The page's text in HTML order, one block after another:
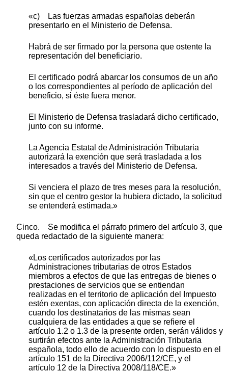
«c) Las fuerzas armadas españolas deberán
presentarlo en el Ministerio de Defensa.
Habrá de ser firmado por la persona que ostente la
representación del beneficiario.
El certificado podrá abarcar los consumos de un año
o los correspondientes al período de aplicación del
beneficio, si éste fuera menor.
El Ministerio de Defensa trasladará dicho certificado,
junto con su informe.
La Agencia Estatal de Administración Tributaria
autorizará la exención que será trasladada a los
interesados a través del Ministerio de Defensa.
Si venciera el plazo de tres meses para la resolución,
sin que el centro gestor la hubiera dictado, la solicitud
se entenderá estimada.»
Cinco. Se modifica el párrafo primero del artículo 3, que
queda redactado de la siguiente manera:
«Los certificados autorizados por las
Administraciones tributarias de otros Estados
miembros a efectos de que las entregas de bienes o
prestaciones de servicios que se entiendan
realizadas en el territorio de aplicación del Impuesto
estén exentas, con aplicación directa de la exención,
cuando los destinatarios de las mismas sean
cualquiera de las entidades a que se refiere el
artículo 1.2 o 1.3 de la presente orden, serán válidos y
surtirán efectos ante la Administración Tributaria
española, todo ello de acuerdo con lo dispuesto en el
artículo 151 de la Directiva 2006/112/CE, y el
artículo 12 de la Directiva 2008/118/CE.»